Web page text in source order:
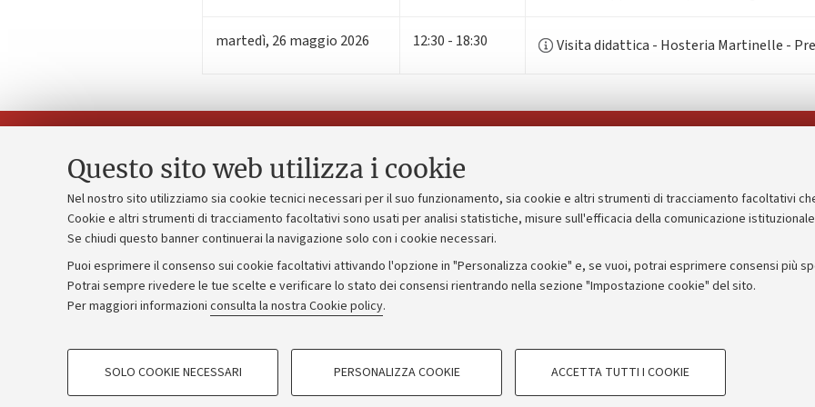
Questo sito web utilizza i cookie
Nel nostro sito utilizziamo sia cookie tecnici necessari per il suo funzionamento, sia cookie e altri strumenti di tracciamento facoltativi
Cookie e altri strumenti di tracciamento facoltativi sono usati per analisi statistiche, misure sull'efficacia della comunicazione
Se chiudi questo banner continuerai la navigazione solo con i cookie necessari.
Puoi esprimere il consenso sui cookie facoltativi attivando l'opzione in "Personalizza cookie" e, se vuoi, potrai esprimere consensi più
Potrai sempre rivedere le tue scelte e verificare lo stato dei consensi rientrando nella sezione "Impostazione cookie" del sito.
Per maggiori informazioni consulta la nostra Cookie policy.
COOKIE DI PROFILAZIONE - FACOLTATIVI COOKIE TECNICI - NECESSARI
SOLO COOKIE NECESSARI PERSONALIZZA COOKIE ACCETTA TUTTI I COOKIE
martedì, 26 maggio 2026 12:30 - 18:30 Visita didattica - Hosteria Martinelle -
Contatti e PEC
Uffici dell'amministrazione generale
Lavora con noi
Alumni community
Piano strategico
Bilanci
Donazioni e 5x1000
Merchandising - UniboStore
Bandi, gare e concorsi
Amministrazione trasparente
©Copyright 2026 - ALMA MATER STUDIORUM - Università di Bologna - Via Zamboni,33 - 40126